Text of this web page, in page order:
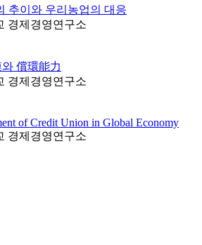
추이와 우리농업의 대응
경제경영연구소
償環能力
경제경영연구소
of Credit Union in Global Economy
경제경영연구소